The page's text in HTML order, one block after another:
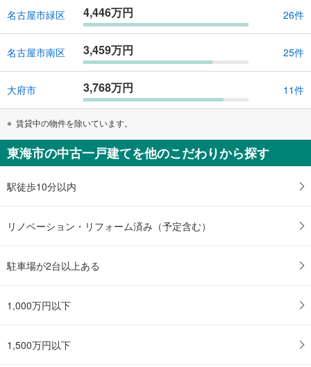
名古屋市緑区 4,446万円 26件
名古屋市南区 3,459万円 25件
大府市 3,768万円 11件
賃貸中の物件を除いています。
東海市の中古一戸建てを他のこだわりから探す
駅徒歩10分以内
リノベーション・リフォーム済み（予定含む）
駐車場が2台以上ある
1,000万円以下
1,500万円以下